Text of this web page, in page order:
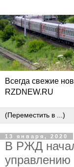
Всегда свежие
RZDNEW.RU
13 января, 2020
В РЖД
управлению